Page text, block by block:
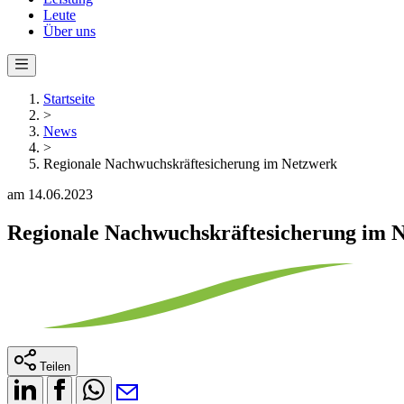
Leute
Über uns
Startseite
>
News
>
Regionale Nachwuchskräftesicherung im Netzwerk
am 14.06.2023
Regionale Nachwuchskräftesicherung im
Teilen